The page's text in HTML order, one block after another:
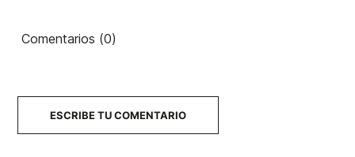
Comentarios (0)
ESCRIBE TU COMENTARIO